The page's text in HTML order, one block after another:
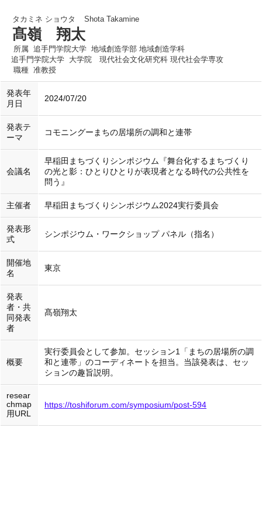
タカミネ ショウタ Shota Takamine
髙嶺 翔太
所属 追手門学院大学 地域創造学部 地域創造学科
追手門学院大学 大学院 現代社会文化研究科 現代社会学専攻
職種 准教授
発表年
月日
2024/07/20
発表テ
ーマ
コモニングーまちの居場所の調和と連帯
会議名
早稲田まちづくりシンポジウム『舞台化するまちづくり
の光と影：ひとりひとりが表現者となる時代の公共性を
問う』
主催者 早稲田まちづくりシンポジウム2024実行委員会
発表形
式
シンポジウム・ワークショップ パネル（指名）
開催地
名
東京
発表
者・共
同発表
者
髙嶺翔太
概要
実行委員会として参加。セッション1「まちの居場所の調
和と連帯」のコーディネートを担当。当該発表は、セッ
ションの趣旨説明。
resear
chmap
用URL
https://toshiforum.com/symposium/post-594